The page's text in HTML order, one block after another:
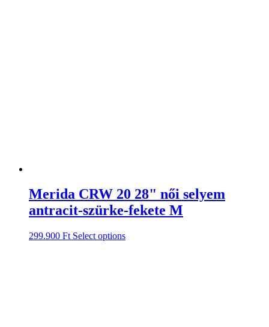
Merida CRW 20 28" női selyem
antracit-szürke-fekete M
299.900 Ft Select options